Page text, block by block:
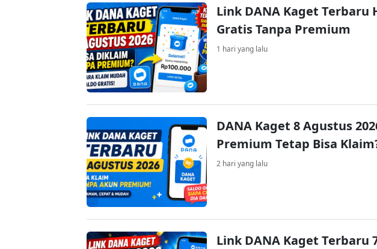
Link DANA Kaget Terbaru
Gratis Tanpa Premium
1 hari yang lalu
DANA Kaget 8 Agustus
Premium Tetap Bisa
2 hari yang lalu
Link DANA Kaget Terbaru